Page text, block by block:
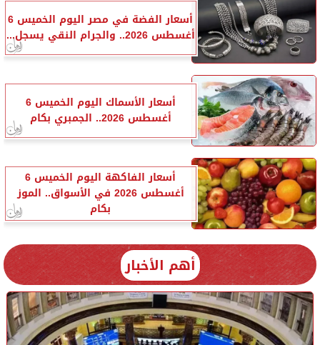
أسعار الفضة في مصر اليوم الخميس 6
أغسطس 2026.. والجرام النقي يسجل...
أسعار الأسماك اليوم الخميس 6
أغسطس 2026.. الجمبري بكام
أسعار الفاكهة اليوم الخميس 6
أغسطس 2026 في الأسواق.. الموز
بكام
أهم الأخبار